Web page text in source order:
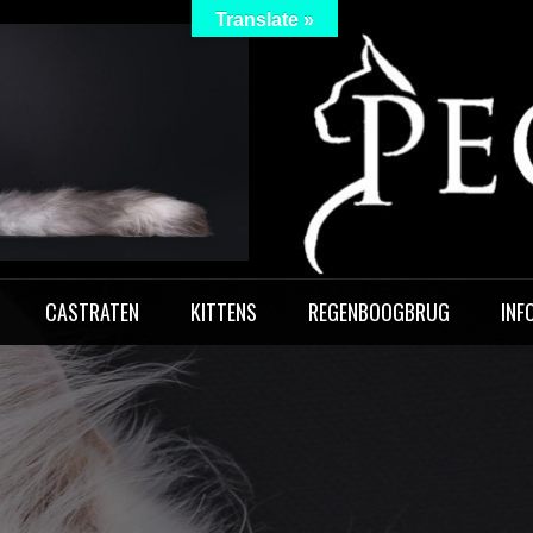
CASTRATEN KITTENS REGENBOOGBRUG
Translate »